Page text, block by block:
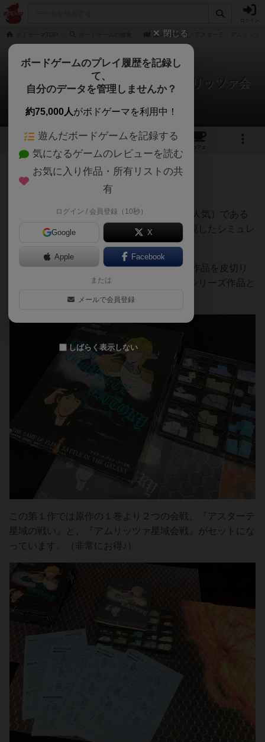
銀河英雄伝説／アスターテ・アムリッツ
銀河英雄伝説／アスターテ・アムリッツァ会
戦
Bluebearさんのレビュー
3 1
カフェ
1996名 1名 1 2年以上前
田中芳樹氏の人気SF長編小説（アニメ版も人気）である
『銀河英雄伝説』における宇宙艦隊戦を再現したシミュレ
ーションウォーゲーム。
1986年にツクダホビーから発売され、この作品を皮切り
にいくつかの会戦をそれぞれテーマにしたシリーズ作品と
して展開されました。
この第１作では原作の１巻より２つの会戦、『アスターテ
星域の戦い』と、『アムリッツァ星域会戦』がセットにな
っています。（非常にお得♪）
閉じる
ボードゲームのプレイ履歴を記録し
て、
自分のデータを管理しませんか？
約75,000人がボドゲーマを利用中！
遊んだボードゲームを記録する
気になるゲームのレビューを読む
お気に入り作品・所有リストの共
有
ログイン / 会員登録（10秒）
Google X
Apple Facebook
または
メールで会員登録
しばらく表示しない